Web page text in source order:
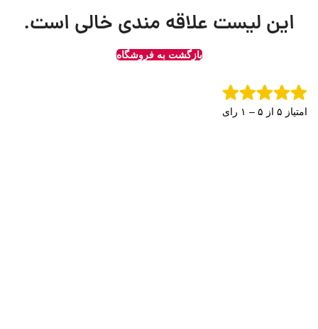
این لیست علاقه مندی خالی است.
بازگشت به فروشگاه
امتیاز ۵ از ۵ – ۱ رای